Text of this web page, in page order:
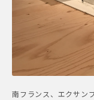
南フランス、エクサン